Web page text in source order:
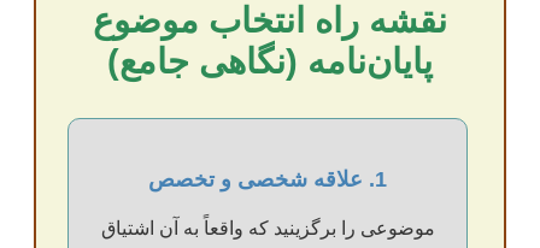
نقشه راه انتخاب موضوع
پایان‌نامه (نگاهی جامع)
1. علاقه شخصی و تخصص
موضوعی را برگزینید که واقعاً به آن اشتیاق